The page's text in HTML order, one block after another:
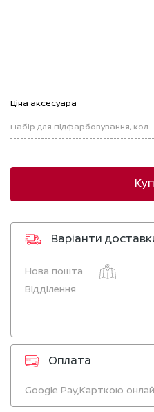
Ціна аксесуара
Набір для підфарбовування, колір FAP
Варіанти
Нова пошта
Відділення
Оплата
Google Pay,Карткою